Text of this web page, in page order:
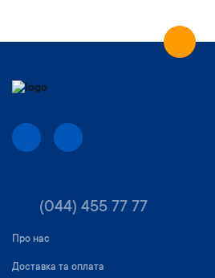
(044) 455 77 77
Про нас
Доставка та оплата